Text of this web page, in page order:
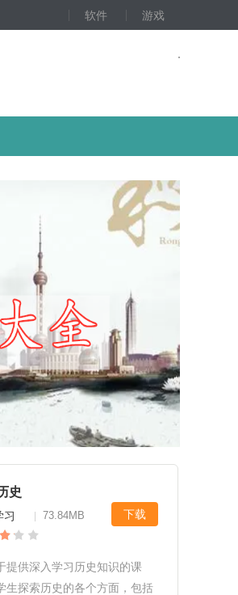
软件 游戏
史
习 73.84MB 下载
提供深入学习历史知识的课
生探索历史的各个方面，包括